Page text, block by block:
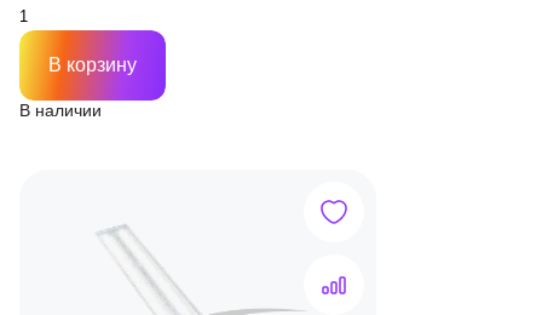
В наличии
В корзину